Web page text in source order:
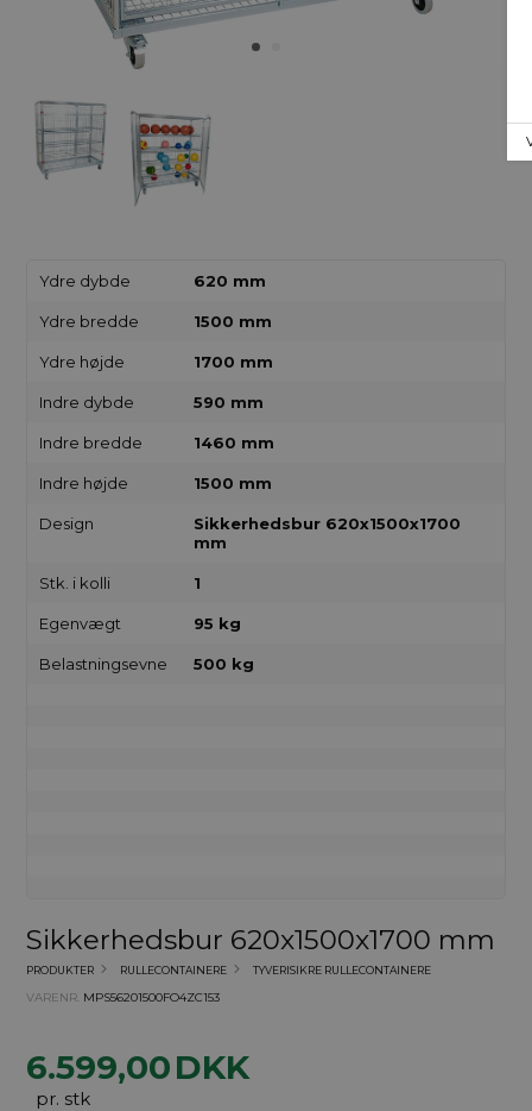
Ydre dybde 620 mm
Ydre bredde 1500 mm
Ydre højde 1700 mm
Indre dybde 590 mm
Indre bredde 1460 mm
Indre højde 1500 mm
Design
Sikkerhedsbur 620x1500x1700
mm
Stk. i kolli 1
Egenvægt 95 kg
Belastningsevne 500 kg
Sikkerhedsbur 620x1500x1700 mm
PRODUKTER RULLECONTAINERE TYVERISIKRE RULLECONTAINERE
VARENR. MPS56201500FO4ZC153
6.599,00DKK
pr. stk